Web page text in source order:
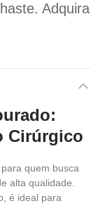
Adquira
Cirúrgico
quem busca
alta qualidade.
é ideal para